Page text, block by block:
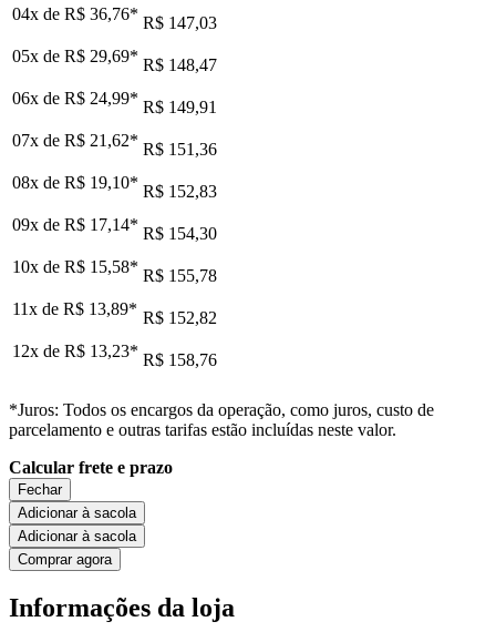
04x de R$ 36,76* R$ 147,03
05x de R$ 29,69* R$ 148,47
06x de R$ 24,99* R$ 149,91
07x de R$ 21,62* R$ 151,36
08x de R$ 19,10* R$ 152,83
09x de R$ 17,14* R$ 154,30
10x de R$ 15,58* R$ 155,78
11x de R$ 13,89* R$ 152,82
12x de R$ 13,23* R$ 158,76
*Juros: Todos os encargos da operação, como juros, custo de
parcelamento e outras tarifas estão incluídas neste valor.
Calcular frete e prazo
Fechar
Adicionar à sacola
Adicionar à sacola
Comprar agora
Informações da loja